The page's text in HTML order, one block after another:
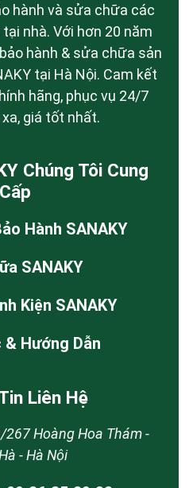
hành và sửa chữa các
tại nhà. Với hơn 20 năm
hành & sửa chữa sản
tại Hà Nội. Cam kết
hãng, phục vụ 24/7
giá tốt nhất.
Chúng Tôi Cung
Cấp
Hành SANAKY
SANAKY
Kiện SANAKY
& Hướng Dẫn
Liên Hệ
Hoàng Hoa Thám -
- Hà Nội